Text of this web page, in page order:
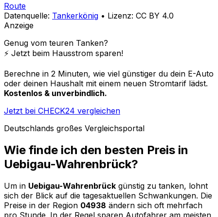
Route
Datenquelle: Tankerkönig • Lizenz: CC BY 4.0
Anzeige
Genug vom teuren Tanken?
⚡️ Jetzt beim Hausstrom sparen!
Berechne in 2 Minuten, wie viel günstiger du dein E-Auto
oder deinen Haushalt mit einem neuen Stromtarif lädst.
Kostenlos & unverbindlich.
Jetzt bei CHECK24 vergleichen
Deutschlands großes Vergleichsportal
Wie finde ich den besten Preis in
Uebigau-Wahrenbrück?
Um in Uebigau-Wahrenbrück günstig zu tanken, lohnt
sich der Blick auf die tagesaktuellen Schwankungen. Die
Preise in der Region 04938 ändern sich oft mehrfach
pro Stunde. In der Regel sparen Autofahrer am meisten,